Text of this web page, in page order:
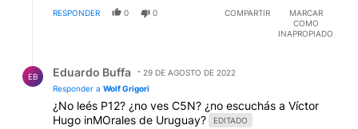
RESPONDER 0 0 COMPARTIR
MARCAR
COMO
INAPROPIADO
EB Eduardo Buffa
29 DE AGOSTO DE 2022
Responder a Wolf Grigori
¿No leés P12? ¿no ves C5N? ¿no escuchás a Víctor
Hugo inMOrales de Uruguay?
EDITADO